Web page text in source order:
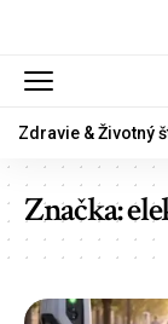
Zdravie & Životný
Značka: